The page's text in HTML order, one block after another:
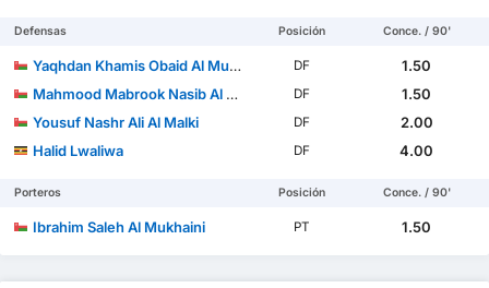
Defensas Posición Conce. / 90'
Yaqhdan Khamis Obaid Al Mushaifri DF
1.50
Mahmood Mabrook Nasib Al Mushaifri
DF
1.50
Yousuf Nashr Ali Al Malki
DF
2.00
Halid Lwaliwa
DF 4.00
Porteros Posición Conce. / 90'
Ibrahim Saleh Al Mukhaini PT 1.50